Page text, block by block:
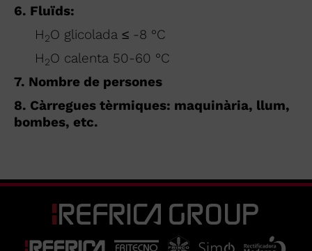
6. Fluïds:
H2O glicolada ≤ -8 °C
H2O calenta 50-60 °C
7. Nombre de persones
8. Càrregues tèrmiques: maquinària, llum,
bombes, etc.